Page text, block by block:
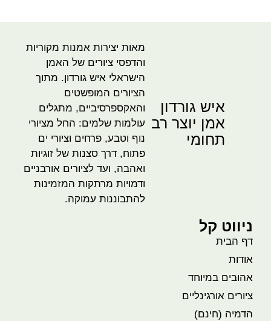
איש גורדון
אמן יוצר רב
תחומי
מאות יצירות אמנות מקוריות
והדפסי ציורים של האמן
הישראלי איש גורדון. מתוך
הציורים המופשטים
והאקספרסיביים, מתגלים
עולמות שלמים: החל מציורי
נוף וטבע, פרחים וציורי ים
פתוח, דרך סצנות של זוגיות
ואהבה, ועד לציורים אורבניים
ודמויות מרתקות המזמינות
להתבוננות עמוקה.
ניווט קל
דף הבית
אודות
אהובים במיוחד
ציורים אורגינליים
הדמיה (חינם)